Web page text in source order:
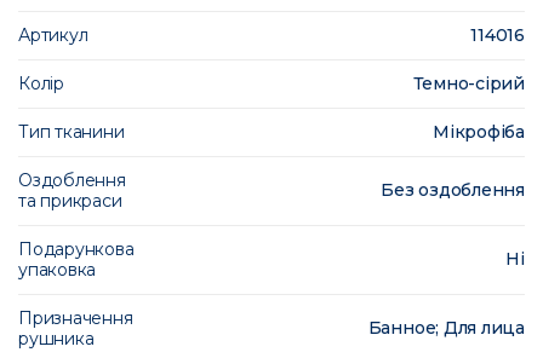
Артикул 114016
Колір Темно-сірий
Тип тканини Мікрофіба
Оздоблення
та прикраси
Без оздоблення
Подарункова
упаковка
Ні
Призначення
рушника
Банное; Для лица